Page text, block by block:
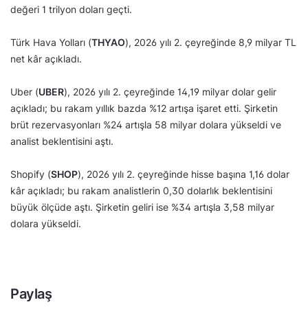
değeri 1 trilyon doları geçti.
Türk Hava Yolları (THYAO), 2026 yılı 2. çeyreğinde 8,9 milyar TL
net kâr açıkladı.
Uber (UBER), 2026 yılı 2. çeyreğinde 14,19 milyar dolar gelir
açıkladı; bu rakam yıllık bazda %12 artışa işaret etti. Şirketin
brüt rezervasyonları %24 artışla 58 milyar dolara yükseldi ve
analist beklentisini aştı.
Shopify (SHOP), 2026 yılı 2. çeyreğinde hisse başına 1,16 dolar
kâr açıkladı; bu rakam analistlerin 0,30 dolarlık beklentisini
büyük ölçüde aştı. Şirketin geliri ise %34 artışla 3,58 milyar
dolara yükseldi.
Paylaş